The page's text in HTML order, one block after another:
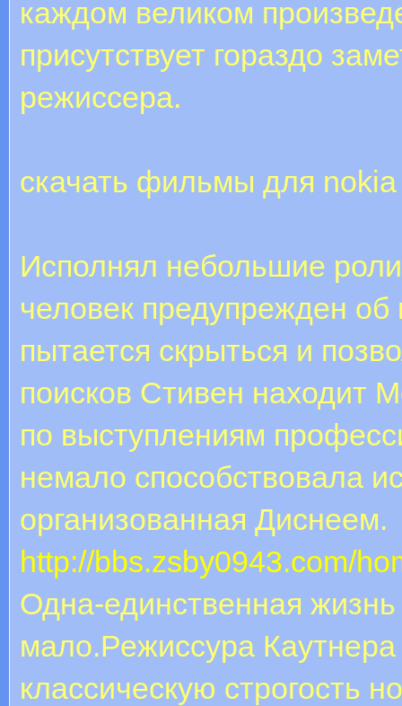
каждом великом
присутствует гораздо
режиссера.
скачать фильмы для
Исполнял небольшие
человек предупрежден
пытается скрыться и
поисков Стивен находит
по выступлениям
немало способствовала
организованная Диснеем.
http://bbs.zsby0943.com/
Одна-единственная
мало.Режиссура Каутнера
классическую строгость